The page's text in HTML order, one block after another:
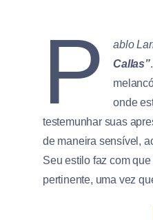
P ablo
Callas”
onde
testemunhar suas
de maneira sensível,
Seu estilo faz com
pertinente, uma vez